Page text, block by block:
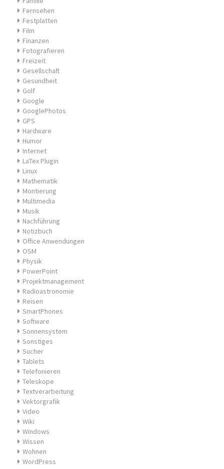
Fernsehen
Festplatten
Film
Finanzen
Fotografieren
Freizeit
Gesellschaft
Gesundheit
Golf
Google
GooglePhotos
GPS
Hardware
Humor
Internet
LaTex Plugin
Linux
Mathematik
Montierung
Multimedia
Musik
Nachführung
Notizbuch
Office Anwendungen
OSM
Physik
PowerPoint
Projektmanagement
Radioastronomie
Reisen
SmartPhones
Software
Sonnensystem
Sonstiges
Sucher
Tablets
Telefonieren
Teleskope
Textverarbeitung
Vektorgrafik
Video
Wiki
Windows
Wissen
Wohnen
WordPress